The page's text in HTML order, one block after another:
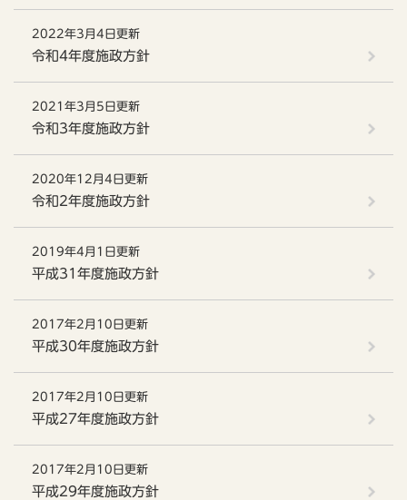
2022年3月4日更新
令和4年度施政方針
2021年3月5日更新
令和3年度施政方針
2020年12月4日更新
令和2年度施政方針
2019年4月1日更新
平成31年度施政方針
2017年2月10日更新
平成30年度施政方針
2017年2月10日更新
平成27年度施政方針
2017年2月10日更新
平成29年度施政方針